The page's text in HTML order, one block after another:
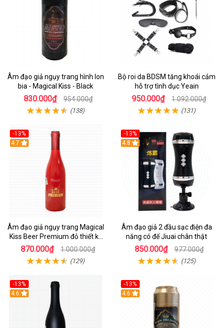
Âm đạo giả ngụy trang hình lon
bia - Magical Kiss - Black
830.000₫ 954.000₫
(138)
Bộ roi da BDSM tăng khoái cảm
hỗ trợ tình dục Yeain
950.000₫ 1.092.000₫
(131)
-13%
Hot
4.7
Âm đạo giả ngụy trang Magical
Kiss Beer Premium đỏ thiết kế
bắt mắt
870.000₫ 1.000.000₫
(129)
-13%
Hot
4.8
Âm đạo giả 2 đầu sạc điện đa
năng có đế Jiuai chân thật
850.000₫ 977.000₫
(125)
-13%
Hot
4.6
-13%
Hot
4.6